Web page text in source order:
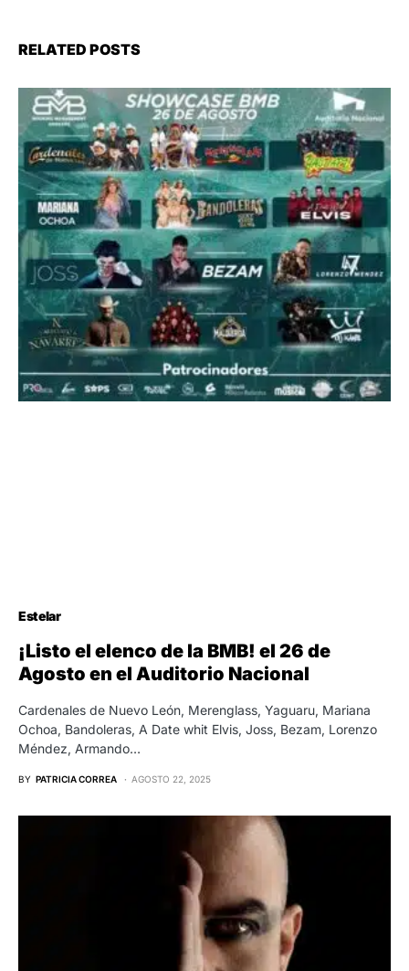
RELATED POSTS
Estelar
¡Listo el elenco de la BMB! el 26 de
Agosto en el Auditorio Nacional
Cardenales de Nuevo León, Merenglass, Yaguaru, Mariana
Ochoa, Bandoleras, A Date whit Elvis, Joss, Bezam, Lorenzo
Méndez, Armando…
BY PATRICIA CORREA AGOSTO 22, 2025